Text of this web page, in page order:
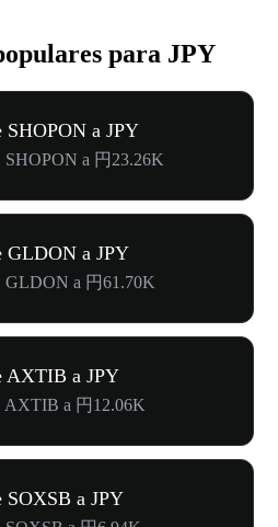
para JPY
SHOPON a JPY
SHOPON a 円23.26K
GLDON a JPY
GLDON a 円61.70K
AXTIB a JPY
AXTIB a 円12.06K
SOXSB a JPY